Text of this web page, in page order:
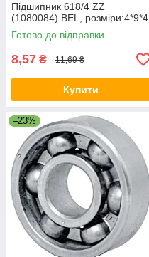
Підшипник 618/4 ZZ
(1080084) BEL, розміри:4*9*4
Готово до відправки
8,57 ₴ 11,69 ₴
Купити
–23%